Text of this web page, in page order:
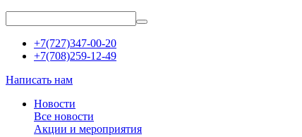
+7(727)347-00-20
+7(708)259-12-49
Написать нам
Новости
Все новости
Акции и мероприятия